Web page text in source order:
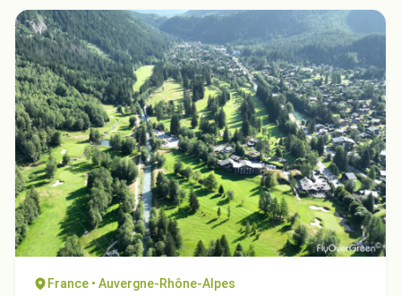
France • Auvergne-Rhône-Alpes